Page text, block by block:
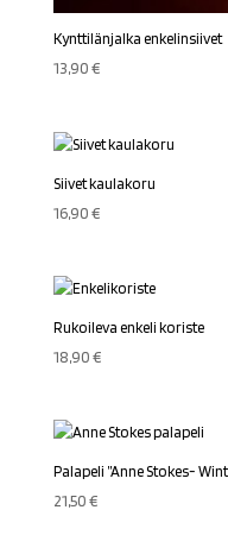
Kynttilänjalka enkelinsiivet
13,90€
Siivet kaulakoru
16,90€
Rukoileva enkeli koriste
18,90€
Palapeli ”Anne Stokes-
21,50€